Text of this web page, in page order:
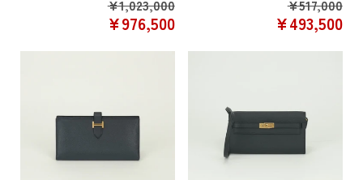
Regular
price
¥1,023,000
SALE
¥976,500
¥517,000
¥493,500